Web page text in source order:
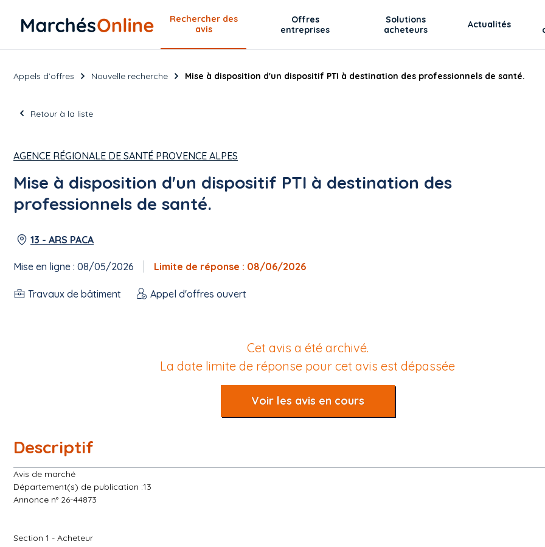
Rechercher des
avis
Offres
entreprises
Solutions
acheteurs
Actualités
Appels d’offres Nouvelle recherche Mise à disposition d'un dispositif PTI à destination des professionnels de santé.
Retour à la liste
AGENCE RÉGIONALE DE SANTÉ PROVENCE ALPES
Mise à disposition d'un dispositif PTI à destination des
professionnels de santé.
13 - ARS PACA
Mise en ligne : 08/05/2026 Limite de réponse : 08/06/2026
Travaux de bâtiment Appel d'offres ouvert
Cet avis a été archivé.
La date limite de réponse pour cet avis est dépassée
Voir les avis en cours
Descriptif
Avis de marché
Département(s) de publication :13
Annonce n° 26-44873
Section 1 - Acheteur